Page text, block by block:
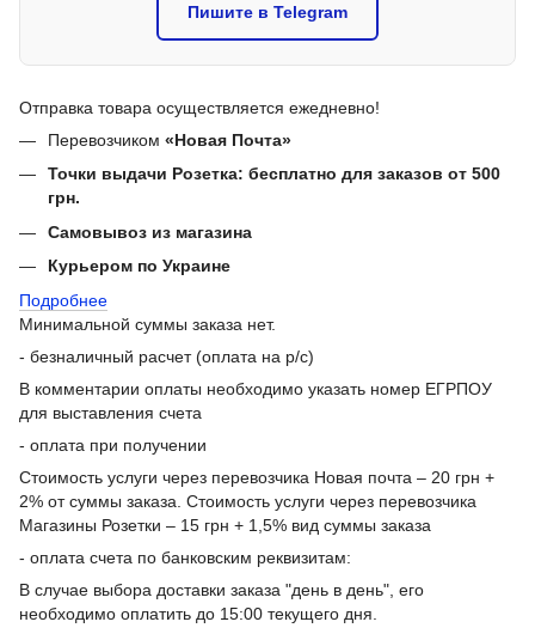
Пишите в Telegram
Отправка товара осуществляется ежедневно!
Перевозчиком «Новая Почта»
Точки выдачи Розетка: бесплатно для заказов от 500
грн.
Самовывоз из магазина
Курьером по Украине
Подробнее
Минимальной суммы заказа нет.
- безналичный расчет (оплата на р/с)
В комментарии оплаты необходимо указать номер ЕГРПОУ
для выставления счета
- оплата при получении
Стоимость услуги через перевозчика Новая почта – 20 грн +
2% от суммы заказа. Стоимость услуги через перевозчика
Магазины Розетки – 15 грн + 1,5% вид суммы заказа
- оплата счета по банковским реквизитам:
В случае выбора доставки заказа "день в день", его
необходимо оплатить до 15:00 текущего дня.